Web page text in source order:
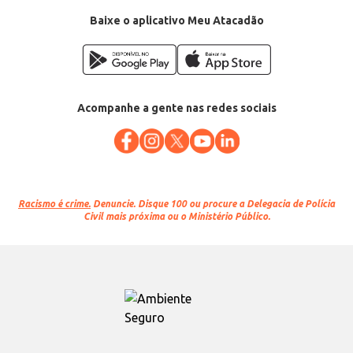
Baixe o aplicativo Meu Atacadão
Acompanhe a gente nas redes sociais
Racismo é crime. Denuncie. Disque 100 ou procure a Delegacia de Polícia
Civil mais próxima ou o Ministério Público.